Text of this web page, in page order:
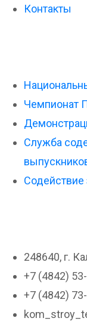
Контакты
Чемпионат
Служба
Содействие
248640, г.
+7 (4842)
+7 (4842)